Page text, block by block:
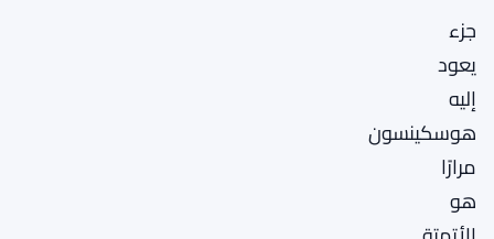
جزء
يعود
إليه
هوسكينسون
مرارًا
هو